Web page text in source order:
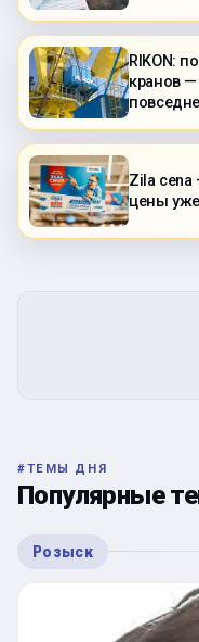
RIKON:
кранов —
Zila cena
цены
#ТЕМЫ ДНЯ
Популярные
Розыск